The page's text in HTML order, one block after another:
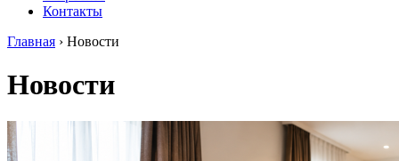
Контакты
Главная › Новости
Новости